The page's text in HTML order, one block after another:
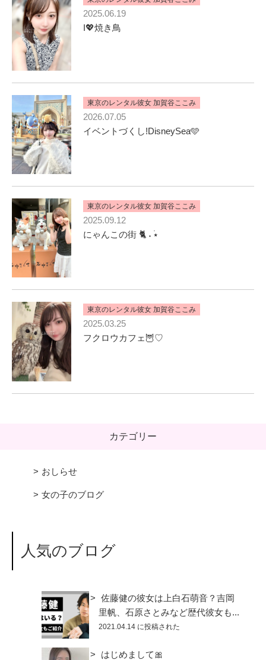
2025.06.19
I💖焼き鳥
東京のレンタル彼女 加賀谷ここみ
2026.07.05
イベントづくし!DisneySea🩵
東京のレンタル彼女 加賀谷ここみ
2025.09.12
にゃんこの街 🐈 ˖ ࣪⭑
東京のレンタル彼女 加賀谷ここみ
2025.03.25
フクロウカフェ🦉♡
カテゴリー
おしらせ
女の子のブログ
人気のブログ
佐藤健の彼女は上白石萌音？吉岡
里帆、石原さとみなど歴代彼女も...
2021.04.14 に投稿された
はじめまして🎀